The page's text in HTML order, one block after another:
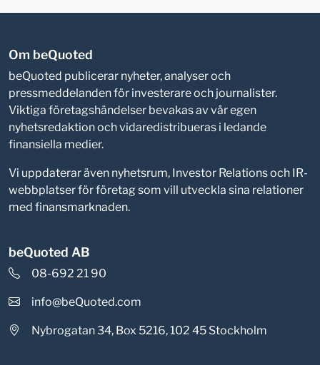
Om beQuoted
beQuoted publicerar nyheter, analyser och
pressmeddelanden för investerare och journalister.
Viktiga företagshändelser bevakas av vår egen
nyhetsredaktion och vidaredistribueras i ledande
finansiella medier.
Vi uppdaterar även nyhetsrum, Investor Relations och IR-
webbplatser för företag som vill utveckla sina relationer
med finansmarknaden.
beQuoted AB
08-692 21 90
info@beQuoted.com
Nybrogatan 34, Box 5216, 102 45 Stockholm